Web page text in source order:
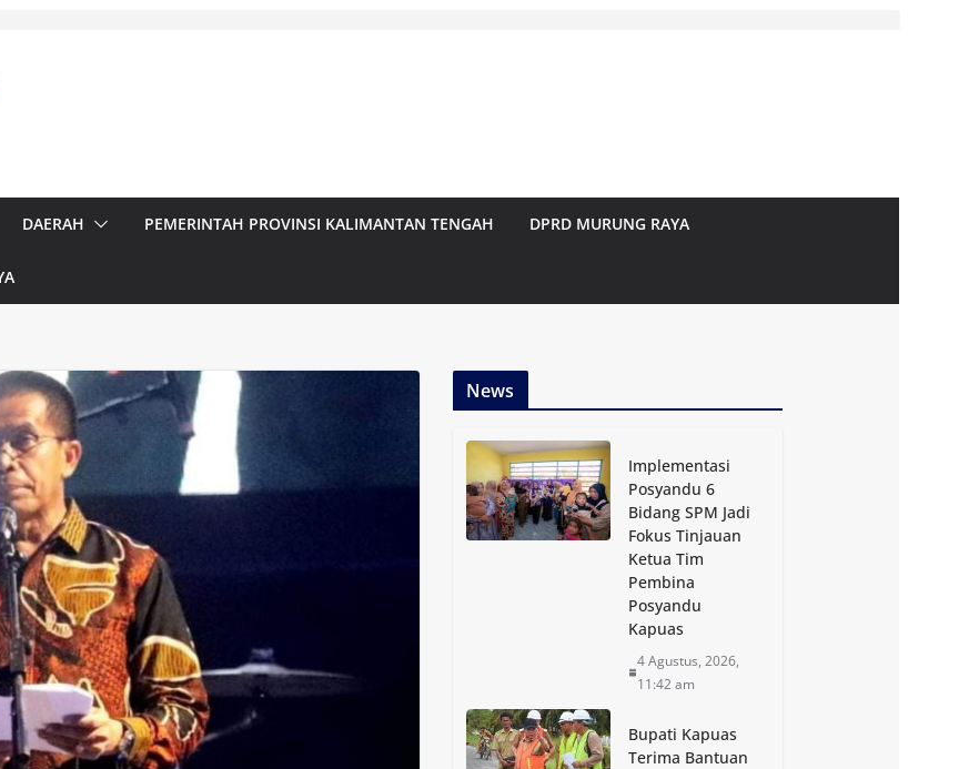
DAERAH PEMERINTAH PROVINSI KALIMANTAN TENGAH DPRD MURUNG RAYA
News
Implementasi
Posyandu 6
Bidang SPM Jadi
Fokus Tinjauan
Ketua Tim
Pembina
Posyandu
Kapuas
4 Agustus, 2026,
11:42 am
Bupati Kapuas
Terima Bantuan